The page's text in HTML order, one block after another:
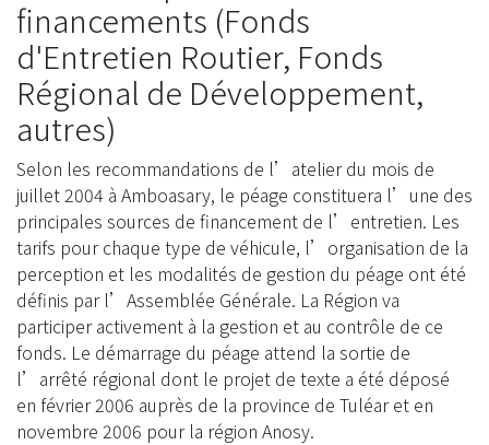
financements (Fonds
d'Entretien Routier, Fonds
Régional de Développement,
autres)
Selon les recommandations de l’atelier du mois de
juillet 2004 à Amboasary, le péage constituera l’une des
principales sources de financement de l’entretien. Les
tarifs pour chaque type de véhicule, l’organisation de la
perception et les modalités de gestion du péage ont été
définis par l’Assemblée Générale. La Région va
participer activement à la gestion et au contrôle de ce
fonds. Le démarrage du péage attend la sortie de
l’arrêté régional dont le projet de texte a été déposé
en février 2006 auprès de la province de Tuléar et en
novembre 2006 pour la région Anosy.